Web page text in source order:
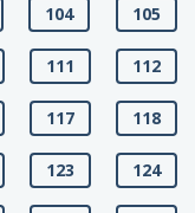
104 105
111 112
117 118
123 124